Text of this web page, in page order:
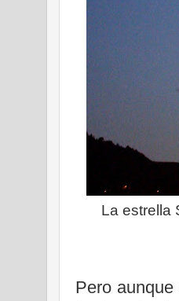
La estrella
Pero